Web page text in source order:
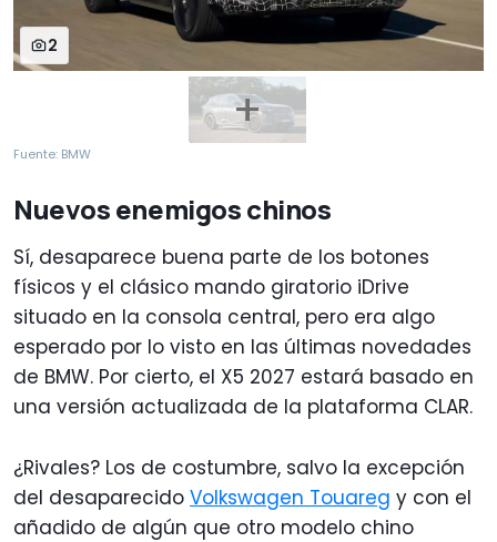
2
Fuente: BMW
Nuevos enemigos chinos
Sí, desaparece buena parte de los botones
físicos y el clásico mando giratorio iDrive
situado en la consola central, pero era algo
esperado por lo visto en las últimas novedades
de BMW. Por cierto, el X5 2027 estará basado en
una versión actualizada de la plataforma CLAR.
¿Rivales? Los de costumbre, salvo la excepción
del desaparecido Volkswagen Touareg y con el
añadido de algún que otro modelo chino